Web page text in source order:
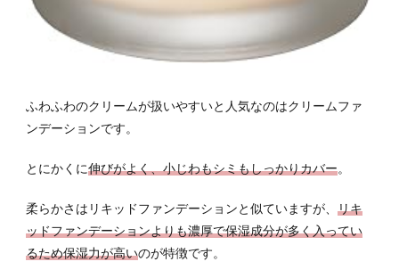
ふわふわのクリームが扱いやすいと人気なのはクリームファ
ンデーションです。
とにかくに伸びがよく、小じわもシミもしっかりカバー。
柔らかさはリキッドファンデーションと似ていますが、 リキ
ッドファンデーションよりも濃厚で保湿成分が多く入ってい
るため保湿力が高いのが特徴です。